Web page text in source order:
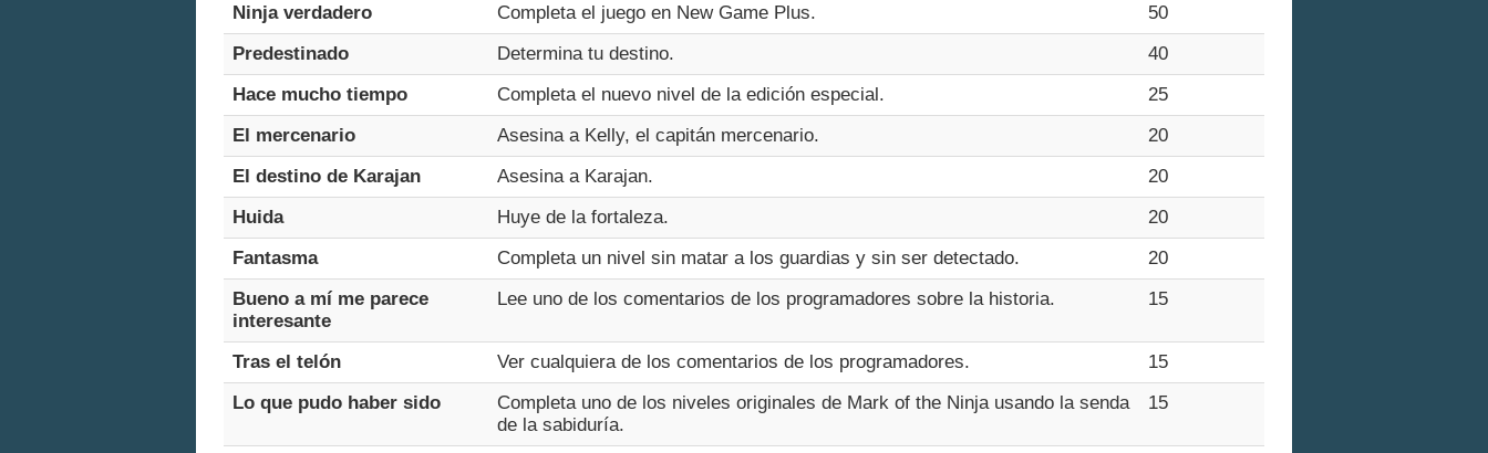
Ninja verdadero
Completa el juego en New Game Plus.
50
Predestinado
Determina tu destino.
40
Hace mucho tiempo
Completa el nuevo nivel de la edición especial.
25
El mercenario
Asesina a Kelly, el capitán mercenario.
20
El destino de Karajan
Asesina a Karajan.
20
Huida
Huye de la fortaleza.
20
Fantasma
Completa un nivel sin matar a los guardias y sin ser detectado.
20
Bueno a mí me parece
interesante
Lee uno de los comentarios de los programadores sobre la historia. 15
Tras el telón Ver cualquiera de los comentarios de los programadores.
15
Lo que pudo haber sido
Completa uno de los niveles originales de Mark of the Ninja usando la senda
de la sabiduría.
15